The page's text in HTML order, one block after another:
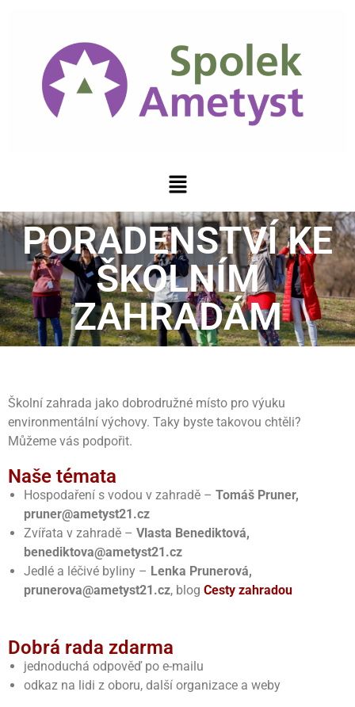
PORADENSTVÍ KE
ŠKOLNÍM
ZAHRADÁM​
Školní zahrada jako dobrodružné místo pro výuku
environmentální výchovy. Taky byste takovou chtěli?
Můžeme vás podpořit.
Naše témata
Hospodaření s vodou v zahradě – Tomáš Pruner,
pruner@ametyst21.cz
Zvířata v zahradě – Vlasta Benediktová,
benediktova@ametyst21.cz
Jedlé a léčivé byliny – Lenka Prunerová,
prunerova@ametyst21.cz, blog Cesty zahradou
Dobrá rada zdarma
jednoduchá odpověď po e-mailu
odkaz na lidi z oboru, další organizace a weby